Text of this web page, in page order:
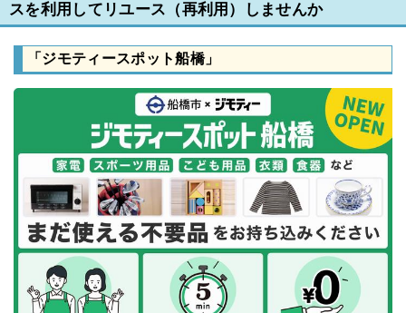
スを利用してリユース（再利用）しませんか
「ジモティースポット船橋」